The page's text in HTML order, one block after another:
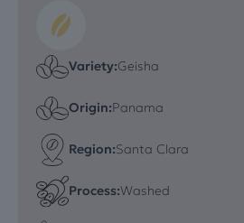
Variety:Geisha
Origin:Panama
Region:Santa Clara
Process:Washed